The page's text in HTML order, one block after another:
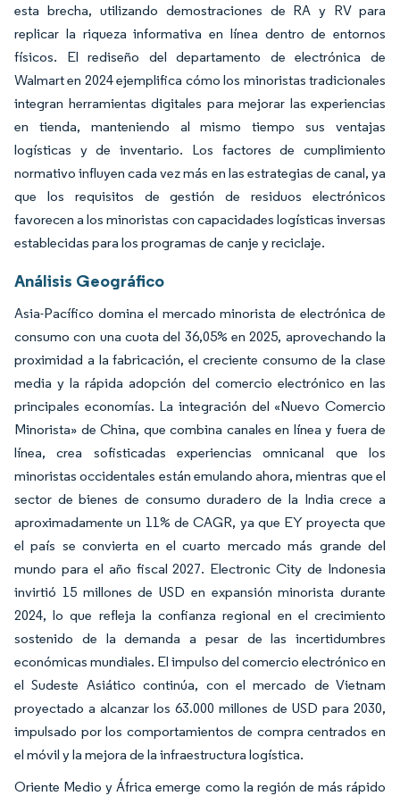
esta brecha, utilizando demostraciones de RA y RV para
replicar la riqueza informativa en línea dentro de entornos
físicos. El rediseño del departamento de electrónica de
Walmart en 2024 ejemplifica cómo los minoristas tradicionales
integran herramientas digitales para mejorar las experiencias
en tienda, manteniendo al mismo tiempo sus ventajas
logísticas y de inventario. Los factores de cumplimiento
normativo influyen cada vez más en las estrategias de canal, ya
que los requisitos de gestión de residuos electrónicos
favorecen a los minoristas con capacidades logísticas inversas
establecidas para los programas de canje y reciclaje.
Análisis Geográfico
Asia-Pacífico domina el mercado minorista de electrónica de
consumo con una cuota del 36,05% en 2025, aprovechando la
proximidad a la fabricación, el creciente consumo de la clase
media y la rápida adopción del comercio electrónico en las
principales economías. La integración del «Nuevo Comercio
Minorista» de China, que combina canales en línea y fuera de
línea, crea sofisticadas experiencias omnicanal que los
minoristas occidentales están emulando ahora, mientras que el
sector de bienes de consumo duradero de la India crece a
aproximadamente un 11% de CAGR, ya que EY proyecta que
el país se convierta en el cuarto mercado más grande del
mundo para el año fiscal 2027. Electronic City de Indonesia
invirtió 15 millones de USD en expansión minorista durante
2024, lo que refleja la confianza regional en el crecimiento
sostenido de la demanda a pesar de las incertidumbres
económicas mundiales. El impulso del comercio electrónico en
el Sudeste Asiático continúa, con el mercado de Vietnam
proyectado a alcanzar los 63.000 millones de USD para 2030,
impulsado por los comportamientos de compra centrados en
el móvil y la mejora de la infraestructura logística.
Oriente Medio y África emerge como la región de más rápido